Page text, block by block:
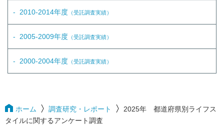
2010-2014年度 （受託調査実績）
2005-2009年度 （受託調査実績）
2000-2004年度 （受託調査実績）
ホーム 調査研究・レポート
2025年 都道府県別ライフス
タイルに関するアンケート調査